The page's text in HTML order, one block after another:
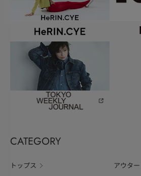
CATEGORY
トップス アウター